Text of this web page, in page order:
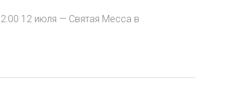
12 июля — Святая Месса в